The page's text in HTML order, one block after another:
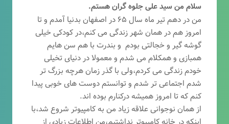
سلام من سید علی جلوه گران هستم.
من در دهم تیر ماه سال ۶۵ در اصفهان بدنیا آمدم و تا
امروز هم در همان شهر زندگی می کنم،در کودکی خیلی
گوشه گیر و خجالتی بودم و بندرت با هم سن هایم
همبازی و همکلام می شدم و معمولا در دنیای تخیلی
خودم زندگی می کردم،ولی با گذر زمان هرچه بزرگ تر
شدم اجتماعی تر شدم و توانستم دوست های خوبی پیدا
کنم که تا امروز همیشه درکنارم بوده اند.
از همان نوجوانی علاقه زیاد من به کامپیوتر شروع شد،با